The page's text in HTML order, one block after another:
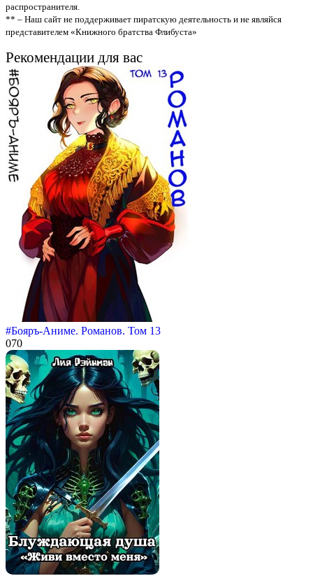
распространителя.
** – Наш сайт не поддерживает пиратскую деятельность и не являйся
представителем «Книжного братства Флибуста»
Рекомендации для вас
#Бояръ-Аниме. Романов. Том 13
070